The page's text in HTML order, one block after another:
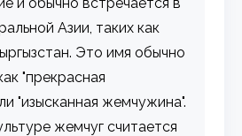
Азии, таких как
Это имя обычно
"прекрасная
"изысканная жемчужина".
жемчуг считается